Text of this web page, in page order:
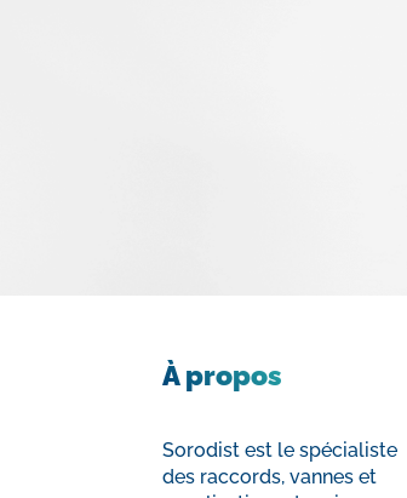
À propos
Sorodist est le spécialiste
des raccords, vannes et